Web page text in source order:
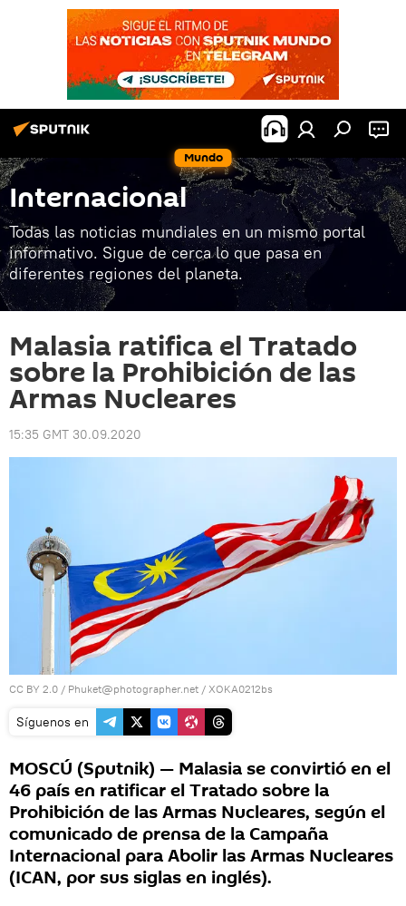
Mundo
Internacional
Todas las noticias mundiales en un mismo portal
informativo. Sigue de cerca lo que pasa en
diferentes regiones del planeta.
Malasia ratifica el Tratado
sobre la Prohibición de las
Armas Nucleares
15:35 GMT 30.09.2020
CC BY 2.0 / Phuket@photographer.net / XOKA0212bs
Síguenos en
MOSCÚ (Sputnik) — Malasia se convirtió en el
46 país en ratificar el Tratado sobre la
Prohibición de las Armas Nucleares, según el
comunicado de prensa de la Campaña
Internacional para Abolir las Armas Nucleares
(ICAN, por sus siglas en inglés).